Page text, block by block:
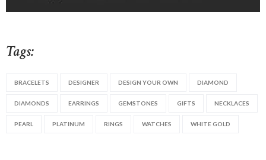
Tags:
BRACELETS DESIGNER DESIGN YOUR OWN DIAMOND
DIAMONDS EARRINGS GEMSTONES GIFTS NECKLACES
PEARL PLATINUM RINGS WATCHES WHITE GOLD